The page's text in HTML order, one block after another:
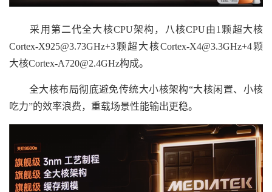
采用第二代全大核CPU架构，八核CPU由1颗超大核
Cortex-X925@3.73GHz+3颗超大核Cortex-X4@3.3GHz+4颗
大核Cortex-A720@2.4GHz构成。
全大核布局彻底避免传统大小核架构“大核闲置、小核
吃力”的效率浪费，重载场景性能输出更稳。